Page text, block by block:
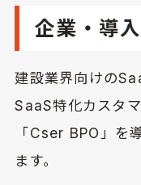
企業・導
建設業界向けの
SaaS特化カスタ
「Cser BPO」を
ます。